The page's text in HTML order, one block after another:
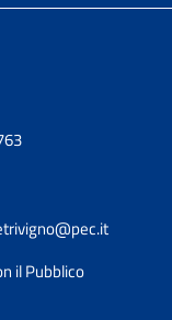
il Pubblico